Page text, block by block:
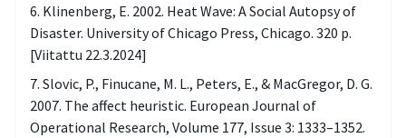
on ja miten ne on huomioitu?
Onko viilennykseen mahdollista hyödyntää
passiivisia rakenteita tai materiaaleja
Voidaanko rakennus kytkeä osaksi
kaukokylmää?
Klinenberg, E. 2002. Heat Wave: A Social Autopsy of
Disaster. University of Chicago Press, Chicago. 320 p.
[Viitattu 22.3.2024]
Slovic, P., Finucane, M. L., Peters, E., & MacGregor, D. G.
2007. The affect heuristic. European Journal of
Operational Research, Volume 177, Issue 3: 1333–1352.